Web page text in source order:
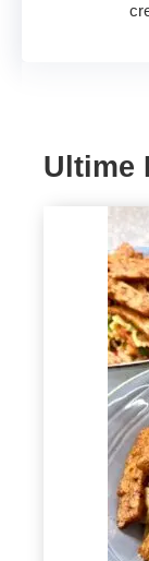
Ultime